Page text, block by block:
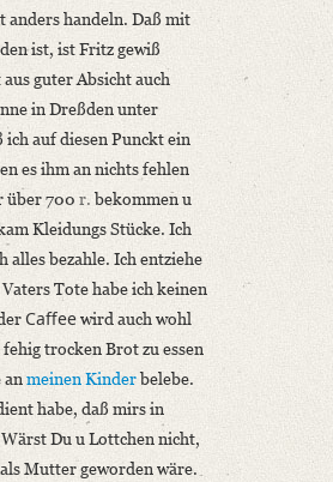
anders handeln. Daß mit
ist, ist Fritz gewiß
aus guter Absicht auch
in Dreßden unter
auf diesen Punckt ein
es ihm an nichts fehlen
über 700 r.bekommen u
Kleidungs Stücke. Ich
alles bezahle. Ich entziehe
Tote habe ich keinen
Caffeewird auch wohl
trocken Brot zu essen
an meinen Kinderbelebe.
habe, daß mirs in
Du u Lottchen nicht,
Mutter geworden wäre.